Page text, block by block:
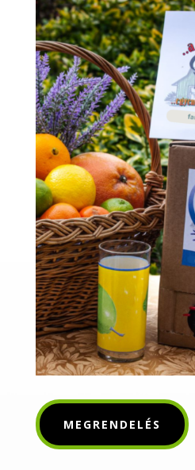
MEGRENDELÉS